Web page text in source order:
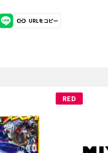
URLをコピー
RED